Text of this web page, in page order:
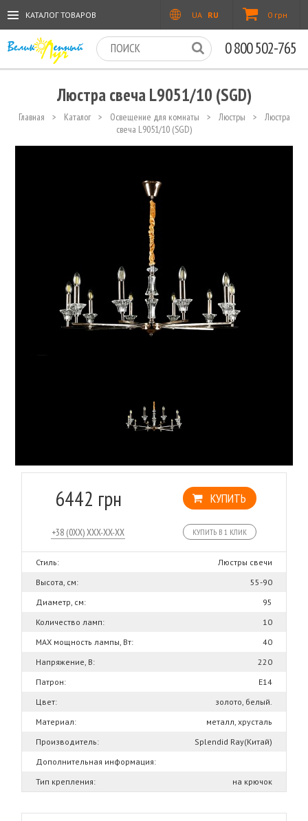
0 грн
UA RU
КАТАЛОГ ТОВАРОВ
0 800 502-765
Люстра свеча L9051/10 (SGD)
Главная > Каталог > Освещение для комнаты > Люстры >
Люстра
свеча L9051/10 (SGD)
6442 грн КУПИТЬ
КУПИТЬ В 1 КЛИК
Стиль:
Люстры свечи
Высота, см:
55-90
Диаметр, см:
95
Количество ламп:
10
MAX мощность лампы, Вт:
40
Напряжение, В:
220
Патрон:
Е14
Цвет:
золото, белый.
Материал:
металл, хрусталь
Производитель:
Splendid Ray(Китай)
Дополнительная информация:
Тип крепления:
на крючок